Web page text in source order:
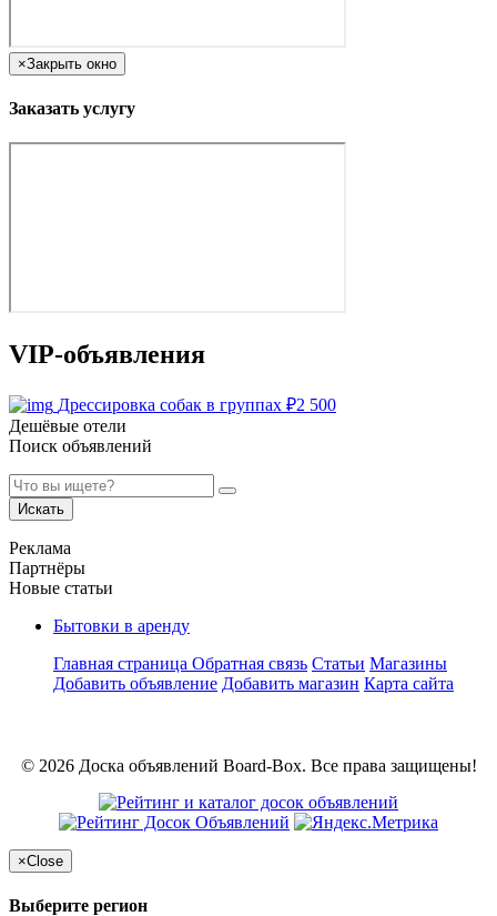
×Закрыть окно
Заказать услугу
VIP-объявления
Дрессировка собак в группах ₽2 500
Дешёвые отели
Поиск объявлений
Искать
Реклама
Партнёры
Новые статьи
Бытовки в аренду
Главная страница Обратная связь Статьи Магазины
Добавить объявление Добавить магазин Карта сайта
© 2026 Доска объявлений Board-Box. Все права защищены!
×Close
Выберите регион